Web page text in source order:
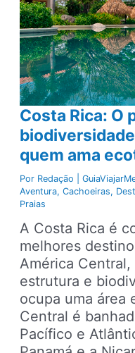
Costa Rica: O
quem ama
Por Redação |
Aventura,Cachoeiras,
Praias
A Costa Rica é
melhores
América
estrutura e
ocupa uma área
Central é
Pacífico e